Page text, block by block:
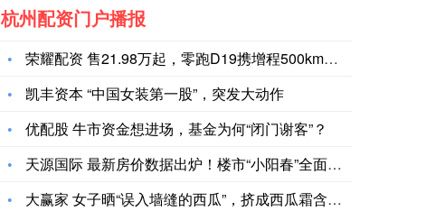
杭州配资门户播报
荣耀配资 售21.98万起，零跑D19携增程500km纯电续
凯丰资本 “中国女装第一股”，突发大动作
优配股 牛市资金想进场，基金为何“闭门谢客”？
天源国际 最新房价数据出炉！楼市“小阳春”全面显现
大赢家 女子晒“误入墙缝的西瓜”，挤成西瓜霜含片，网友：“墙